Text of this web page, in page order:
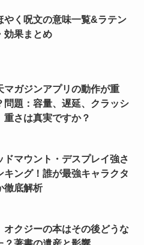
やく呪文の意味一覧&ラテン
効果まとめ
マガジンアプリの動作が重
問題：容量、遅延、クラッシ
重さは真実ですか？
ドマウント・デスプレイ強さ
キング！誰が最強キャラクタ
徹底解析
オクジーの本はその後どうな